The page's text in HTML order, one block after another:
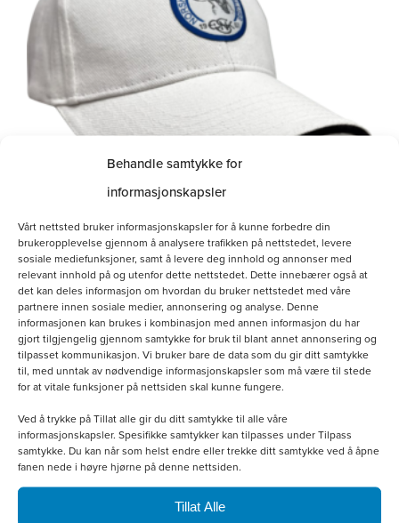
Behandle samtykke for
informasjonskapsler
Vårt nettsted bruker informasjonskapsler for å kunne forbedre din
brukeropplevelse gjennom å analysere trafikken på nettstedet, levere
sosiale mediefunksjoner, samt å levere deg innhold og annonser med
relevant innhold på og utenfor dette nettstedet. Dette innebærer også at
det kan deles informasjon om hvordan du bruker nettstedet med våre
partnere innen sosiale medier, annonsering og analyse. Denne
informasjonen kan brukes i kombinasjon med annen informasjon du har
gjort tilgjengelig gjennom samtykke for bruk til blant annet annonsering og
tilpasset kommunikasjon. Vi bruker bare de data som du gir ditt samtykke
til, med unntak av nødvendige informasjonskapsler som må være til stede
for at vitale funksjoner på nettsiden skal kunne fungere.
Ved å trykke på Tillat alle gir du ditt samtykke til alle våre
informasjonskapsler. Spesifikke samtykker kan tilpasses under Tilpass
samtykke. Du kan når som helst endre eller trekke ditt samtykke ved å åpne
fanen nede i høyre hjørne på denne nettsiden.
Tillat Alle
Hvit bomullscaps
kr160.00
Legg i handlekurv